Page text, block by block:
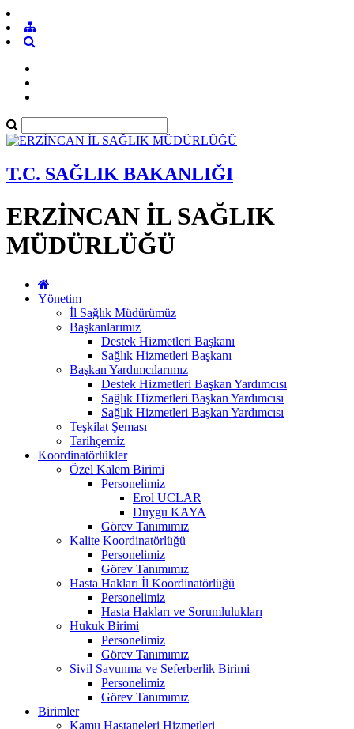
T.C. SAĞLIK BAKANLIĞI
ERZİNCAN İL SAĞLIK
MÜDÜRLÜĞÜ
Yönetim
İl Sağlık Müdürümüz
Başkanlarımız
Destek Hizmetleri Başkanı
Sağlık Hizmetleri Başkanı
Başkan Yardımcılarımız
Destek Hizmetleri Başkan Yardımcısı
Sağlık Hizmetleri Başkan Yardımcısı
Sağlık Hizmetleri Başkan Yardımcısı
Teşkilat Şeması
Tarihçemiz
Koordinatörlükler
Özel Kalem Birimi
Personelimiz
Erol UCLAR
Duygu KAYA
Görev Tanımımız
Kalite Koordinatörlüğü
Personelimiz
Görev Tanımımız
Hasta Hakları İl Koordinatörlüğü
Personelimiz
Hasta Hakları ve Sorumlulukları
Hukuk Birimi
Personelimiz
Görev Tanımımız
Sivil Savunma ve Seferberlik Birimi
Personelimiz
Görev Tanımımız
Birimler
Kamu Hastaneleri Hizmetleri